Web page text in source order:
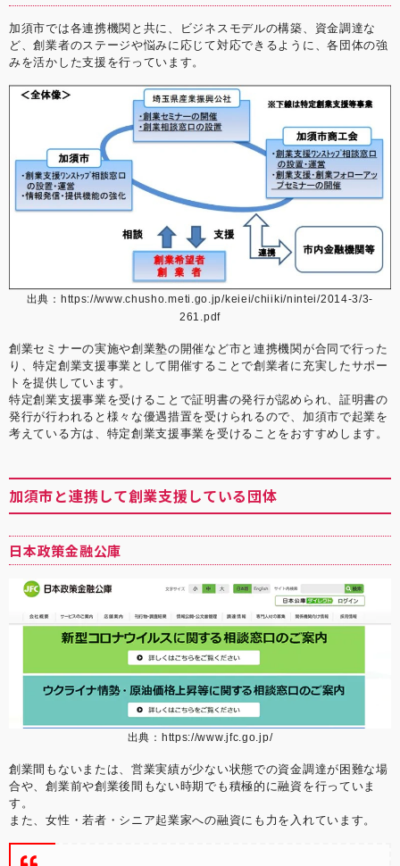
加須市では各連携機関と共に、ビジネスモデルの構築、資金調達な
ど、創業者のステージや悩みに応じて対応できるように、各団体の強
みを活かした支援を行っています。
出典： https://www.chusho.meti.go.jp/keiei/chiiki/nintei/2014-3/3-
261.pdf
創業セミナーの実施や創業塾の開催など市と連携機関が合同で行った
り、特定創業支援事業として開催することで創業者に充実したサポー
トを提供しています。
特定創業支援事業を受けることで証明書の発行が認められ、証明書の
発行が行われると様々な優遇措置を受けられるので、加須市で起業を
考えている方は、特定創業支援事業を受けることをおすすめします。
加須市と連携して創業支援している団体
日本政策金融公庫
出典： https://www.jfc.go.jp/
創業間もないまたは、営業実績が少ない状態での資金調達が困難な場
合や、創業前や創業後間もない時期でも積極的に融資を行っていま
す。
また、女性・若者・シニア起業家への融資にも力を入れています。